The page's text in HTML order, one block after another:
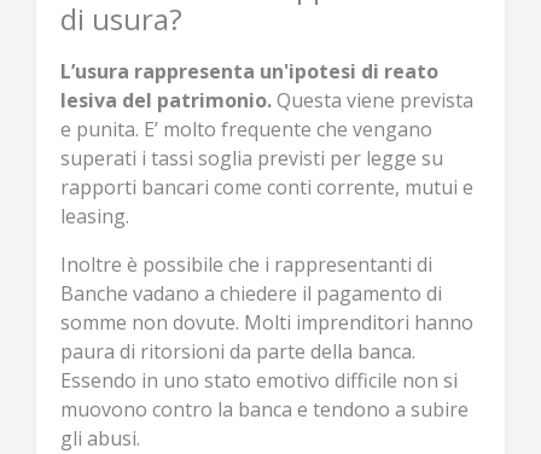
di usura?
L’usura rappresenta un'ipotesi di reato
lesiva del patrimonio.Questa viene prevista
e punita. E’ molto frequente che vengano
superati i tassi soglia previsti per legge su
rapporti bancari come conti corrente, mutui e
leasing.
Inoltre è possibile che i rappresentanti di
Banche vadano a chiedere il pagamento di
somme non dovute. Molti imprenditori hanno
paura di ritorsioni da parte della banca.
Essendo in uno stato emotivo difficile non si
muovono contro la banca e tendono a subire
gli abusi.